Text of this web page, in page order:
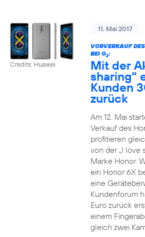
Credits: Huawei
11. Mai 2017
VORVERKAUF
BEI O2:
Mit der
sharing“
Kunden
zurück
Am 12. Mai
Verkauf des
profitieren
von der „I love
Marke Honor.
ein Honor 6X
eine
Kundenforum
Euro zurück
einem
gleich zwei